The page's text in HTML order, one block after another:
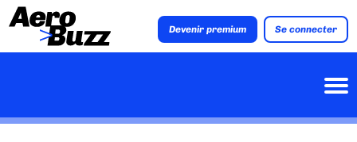
Devenir premium Se connecter